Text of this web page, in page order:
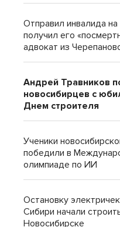
Отправил инвалида
получил его
адвокат из
Андрей Травников
новосибирцев с
Днем строителя
Ученики
победили в
олимпиаде по ИИ
Остановку
Сибири начали
Новосибирске